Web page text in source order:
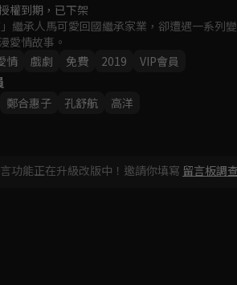
權到期，已下架
」繼承人馬可愛回國繼承家業，卻遭遇一系
愛情故事。
情 戲劇 免費 2019 VIP會員
鄭合惠子 孔舒航 高洋
功能正在升級改版中！邀請你填寫 留言板調查